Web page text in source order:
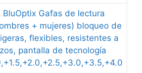
BluOptix Gafas de lectura
+ mujeres) bloqueo de
flexibles, resistentes a
pantalla de tecnología